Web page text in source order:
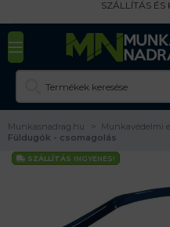
SZÁLLÍTÁS ÉS
Munkasnadrag.hu Munkavédelmi
Füldugók - csomagolás
SZÁLLÍTÁS INGYENES!